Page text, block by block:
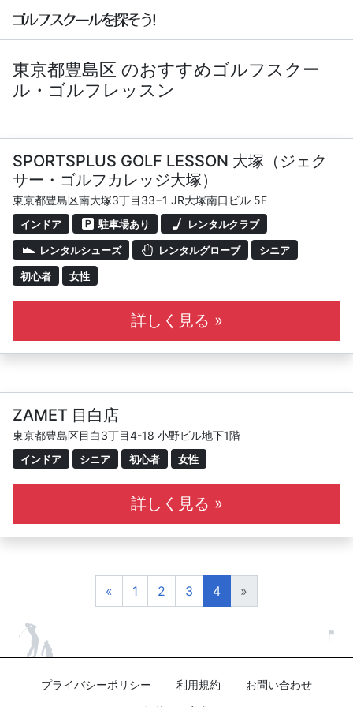
東京都豊島区 のおすすめゴルフスクー
ル・ゴルフレッスン
SPORTSPLUS GOLF LESSON 大塚（ジェク
サー・ゴルフカレッジ大塚）
東京都豊島区南大塚3丁目33−1 JR大塚南口ビル 5F
インドア 駐車場あり レンタルクラブ
レンタルシューズ レンタルグローブ シニア
初心者 女性
詳しく見る »
ZAMET 目白店
東京都豊島区目白3丁目4-18 小野ビル地下1階
インドア シニア 初心者 女性
詳しく見る »
« 1 2 3 4 »
プライバシーポリシー 利用規約
お問い合わせ